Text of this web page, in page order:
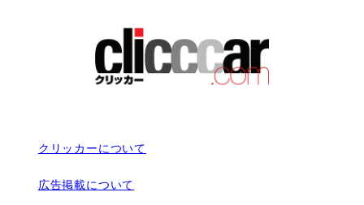
クリッカーについて
広告掲載について